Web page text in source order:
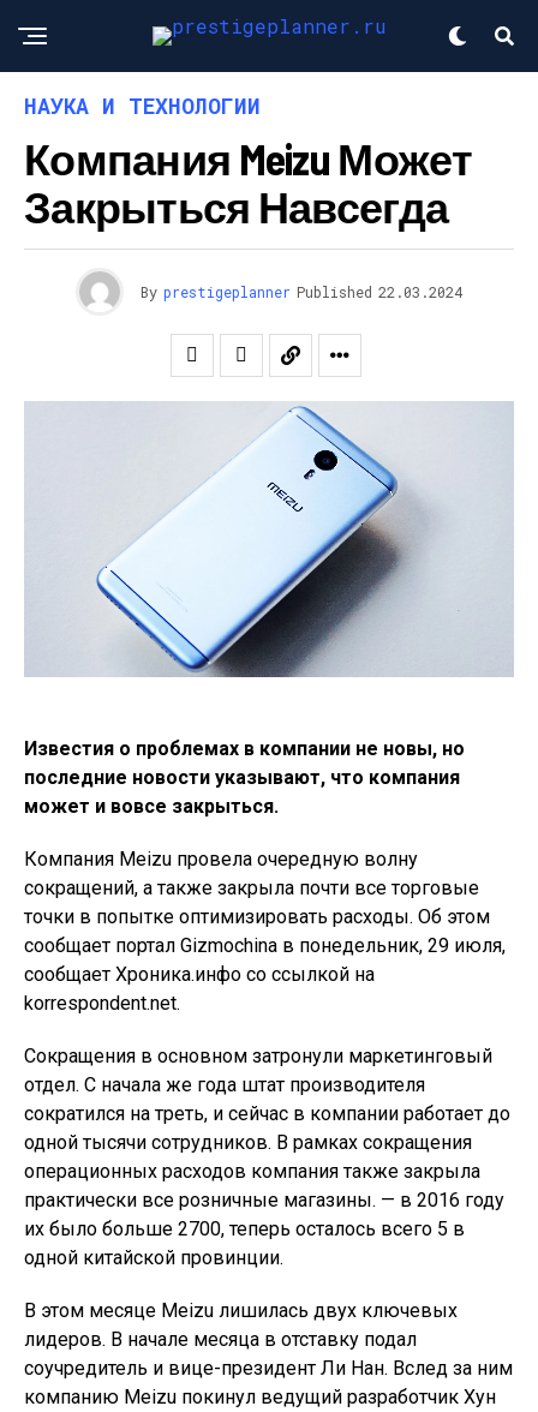
НАУКА И ТЕХНОЛОГИИ
Компания Meizu Может
Закрыться Навсегда
By prestigeplanner Published 22.03.2024
Известия о проблемах в компании не новы, но
последние новости указывают, что компания
может и вовсе закрыться.
Компания Meizu провела очередную волну
сокращений, а также закрыла почти все торговые
точки в попытке оптимизировать расходы. Об этом
сообщает портал Gizmochina в понедельник, 29 июля,
сообщает Хроника.инфо со ссылкой на
korrespondent.net.
Сокращения в основном затронули маркетинговый
отдел. С начала же года штат производителя
сократился на треть, и сейчас в компании работает до
одной тысячи сотрудников. В рамках сокращения
операционных расходов компания также закрыла
практически все розничные магазины. — в 2016 году
их было больше 2700, теперь осталось всего 5 в
одной китайской провинции.
В этом месяце Meizu лишилась двух ключевых
лидеров. В начале месяца в отставку подал
соучредитель и вице-президент Ли Нан. Вслед за ним
компанию Meizu покинул ведущий разработчик Хун